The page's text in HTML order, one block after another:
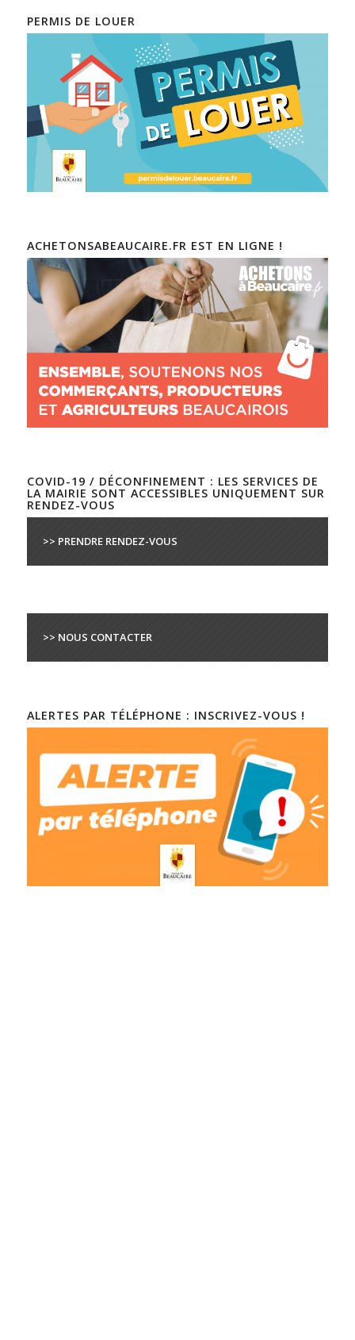
PERMIS DE LOUER
ACHETONSABEAUCAIRE.FR EST EN LIGNE !
COVID-19 / DÉCONFINEMENT : LES SERVICES DE
LA MAIRIE SONT ACCESSIBLES UNIQUEMENT SUR
RENDEZ-VOUS
>> PRENDRE RENDEZ-VOUS
>> NOUS CONTACTER
ALERTES PAR TÉLÉPHONE : INSCRIVEZ-VOUS !